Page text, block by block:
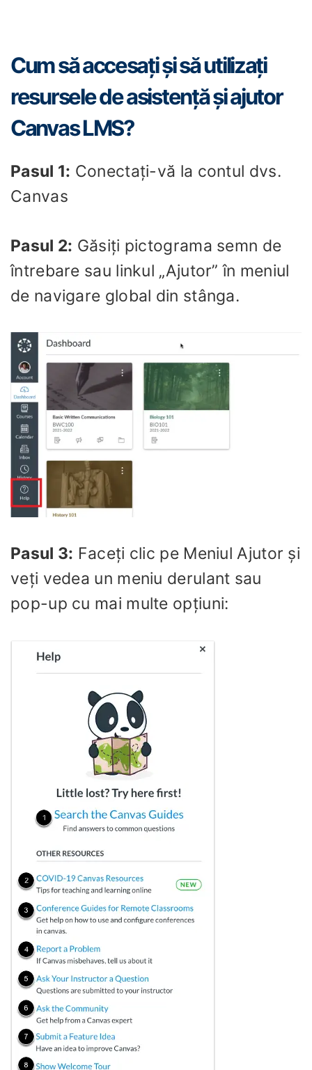
Cum să accesați și să utilizați
resursele de asistență și ajutor
Canvas LMS?
Pasul 1: Conectați-vă la contul dvs.
Canvas
Pasul 2: Găsiți pictograma semn de
întrebare sau linkul „Ajutor” în meniul
de navigare global din stânga.
Pasul 3: Faceți clic pe Meniul Ajutor și
veți vedea un meniu derulant sau
pop-up cu mai multe opțiuni: